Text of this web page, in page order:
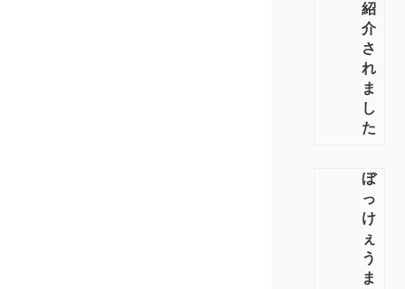
紹
介
さ
れ
ま
し
た
ぼ
っ
け
ぇ
う
ま